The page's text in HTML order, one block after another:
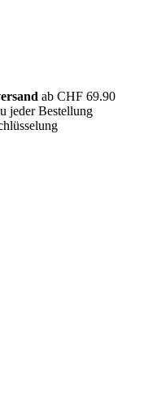
ab CHF 69.90
jeder Bestellung